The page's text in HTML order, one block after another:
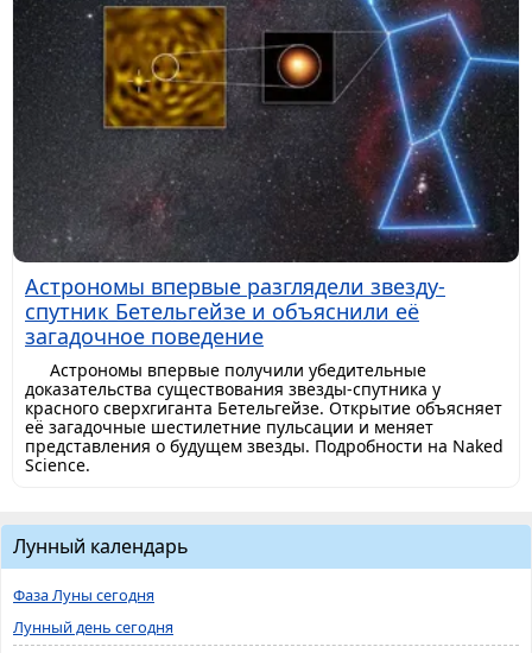
Астрономы впервые разглядели звезду-
спутник Бетельгейзе и объяснили её
загадочное поведение
Астрономы впервые получили убедительные
доказательства существования звезды-спутника у
красного сверхгиганта Бетельгейзе. Открытие объясняет
её загадочные шестилетние пульсации и меняет
представления о будущем звезды. Подробности на Naked
Science.
Лунный календарь
Фаза Луны сегодня
Лунный день сегодня